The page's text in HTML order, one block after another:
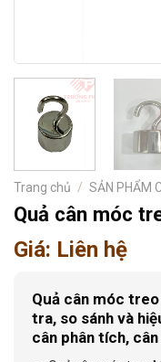
Trang chủ / SẢN PHẨM
Quả cân móc
Giá: Liên hệ
Quả cân móc
tra, so sánh và
cân phân tích,